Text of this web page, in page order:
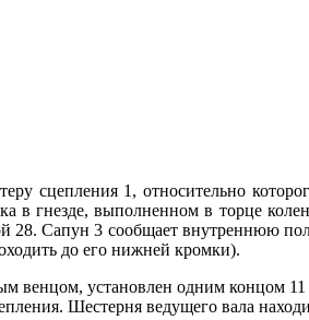
сцепления 1, относительно
в гнезде, выполненном в торце
28. Сапун 3 сообщает внутреннюю
до его нижней кромки).
венцом, установлен одним
Шестерня ведущего вала